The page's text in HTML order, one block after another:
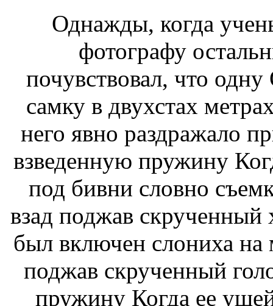
Однажды, когда
фотографу
почувствовал, что одну
самку в двухстах
него явно раздражало
взведенную пружину
под бивни словно
взад поджав скрученный
был включен слониха на
поджав скрученный
пружину Когда ее